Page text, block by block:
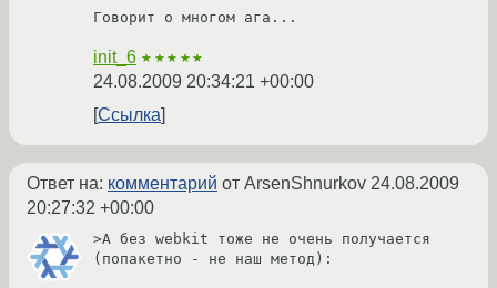
Говорит о многом ага...
init_6 ★★★★★
24.08.2009 20:34:21 +00:00
Ссылка
Ответ на: комментарий от ArsenShnurkov 24.08.2009
20:27:32 +00:00
>А без webkit тоже не очень получается
(попакетно - не наш метод):